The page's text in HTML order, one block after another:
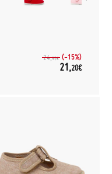
24,95€ (-15%)
21,20€